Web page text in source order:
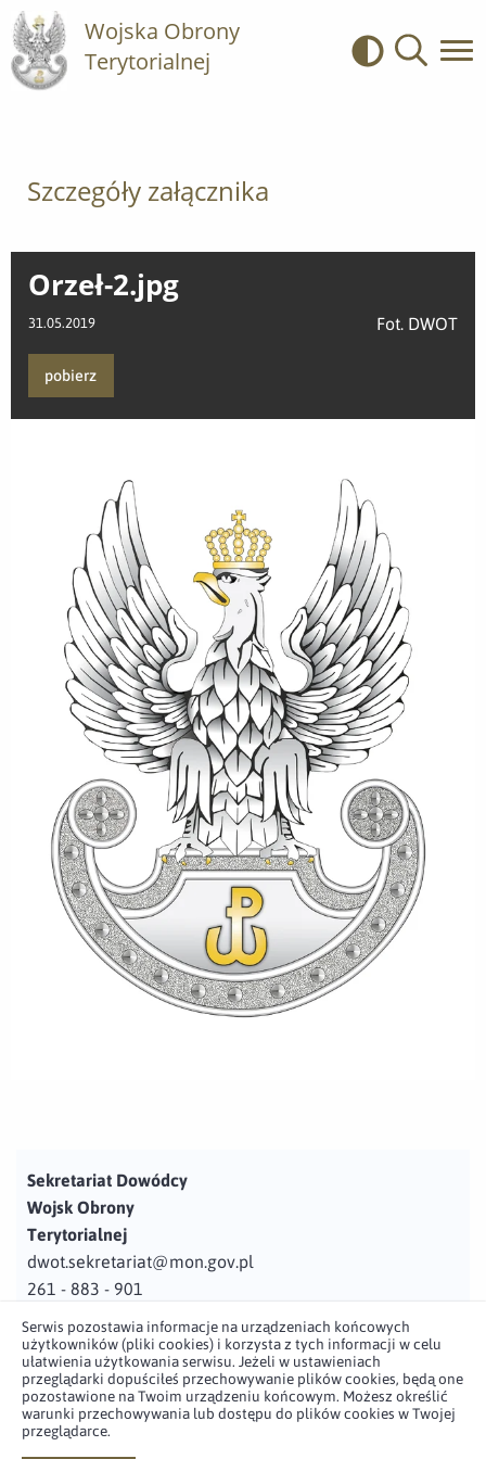
Wojska Obrony
Terytorialnej
Kontrast
Szczegóły załącznika
Orzeł-2.jpg
31.05.2019 Fot. DWOT
pobierz
Sekretariat Dowódcy
Wojsk Obrony
Terytorialnej
dwot.sekretariat@mon.gov.pl
261 - 883 - 901
Adres
ul. Juzistek 2
05-131 Zegrze
Serwis pozostawia informacje na urządzeniach końcowych
użytkowników (pliki cookies) i korzysta z tych informacji w celu
ułatwienia użytkowania serwisu. Jeżeli w ustawieniach
przeglądarki dopuściłeś przechowywanie plików cookies, będą one
pozostawione na Twoim urządzeniu końcowym. Możesz określić
warunki przechowywania lub dostępu do plików cookies w Twojej
przeglądarce.